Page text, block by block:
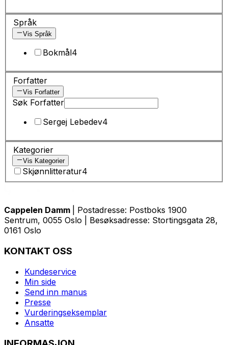
Språk
Vis Språk
Bokmål4
Forfatter
Vis Forfatter
Søk Forfatter
Sergej Lebedev4
Kategorier
Vis Kategorier
Skjønnlitteratur4
Cappelen Damm
| Postadresse: Postboks 1900
Sentrum, 0055 Oslo | Besøksadresse: Stortingsgata 28,
0161 Oslo
KONTAKT OSS
Kundeservice
Min side
Send inn manus
Presse
Vurderingseksemplar
Ansatte